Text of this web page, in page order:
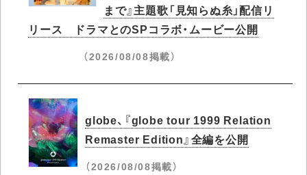
まで』主題歌「見知らぬ糸」配信リ
リース ドラマとのSPコラボ・ムービー公開
（2026/08/08掲載）
globe、『globe tour 1999 Relation
Remaster Edition』全編を公開
（2026/08/08掲載）